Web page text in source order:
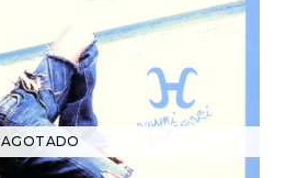
AGOTADO